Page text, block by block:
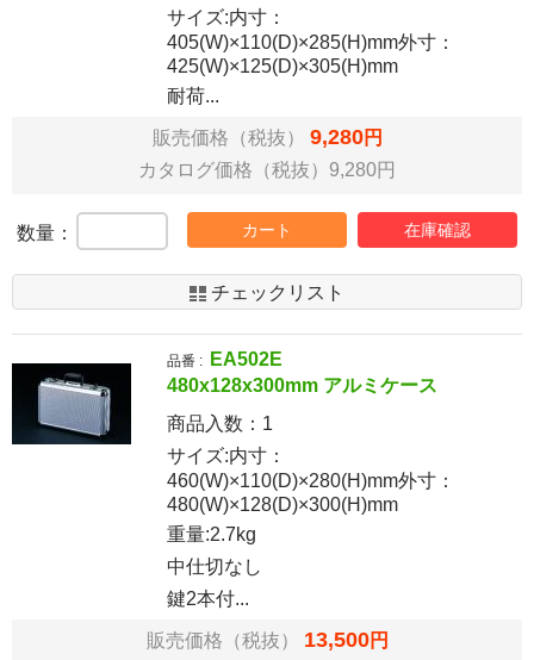
サイズ:内寸：
405(W)×110(D)×285(H)mm外寸：
425(W)×125(D)×305(H)mm
耐荷...
販売価格（税抜） 9,280円
カタログ価格（税抜）9,280円
数量： カート 在庫確認
チェックリスト
品番 :
EA502E
480x128x300mm アルミケース
商品入数： 1
サイズ:内寸：
460(W)×110(D)×280(H)mm外寸：
480(W)×128(D)×300(H)mm
重量:2.7kg
中仕切なし
鍵2本付...
販売価格（税抜） 13,500円